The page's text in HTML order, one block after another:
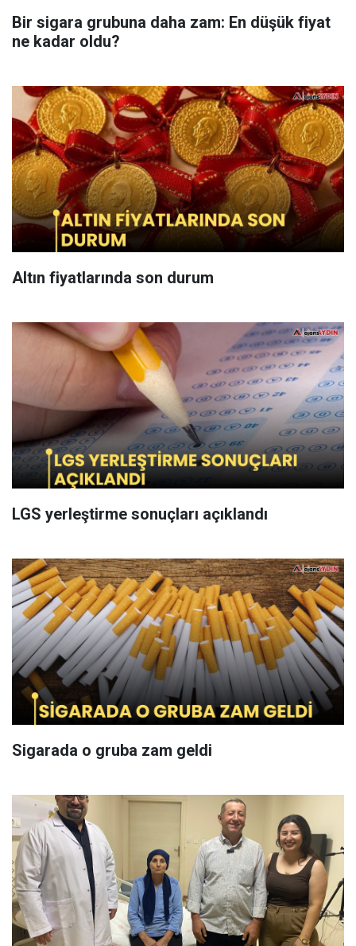
Bir sigara grubuna daha zam: En düşük fiyat
ne kadar oldu?
Altın fiyatlarında son durum
LGS yerleştirme sonuçları açıklandı
Sigarada o gruba zam geldi